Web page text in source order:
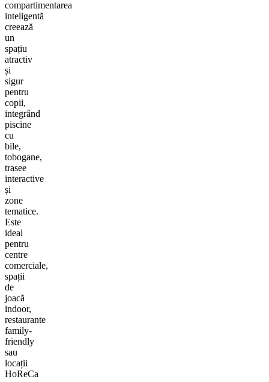
compartimentarea
inteligentă
creează
un
spațiu
atractiv
și
sigur
pentru
copii,
integrând
piscine
cu
bile,
tobogane,
trasee
interactive
și
zone
tematice.
Este
ideal
pentru
centre
comerciale,
spații
de
joacă
indoor,
restaurante
family-
friendly
sau
locații
HoReCa